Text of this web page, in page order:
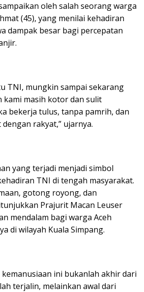
oleh salah seorang warga
(45), yang menilai kehadiran
dampak besar bagi percepatan
TNI, mungkin sampai sekarang
kami masih kotor dan sulit
bekerja tulus, tanpa pamrih, dan
rakyat,” ujarnya.
yang terjadi menjadi simbol
TNI di tengah masyarakat.
gotong royong, dan
Prajurit Macan Leuser
mendalam bagi warga Aceh
di wilayah Kuala Simpang.
ini bukanlah akhir dari
terjalin, melainkan awal dari